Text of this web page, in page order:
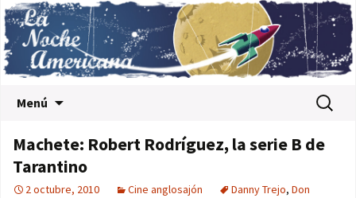
Menú Buscar:
Machete: Robert Rodríguez, la serie B de
Tarantino
2 octubre, 2010 Cine anglosajón Danny Trejo, Don